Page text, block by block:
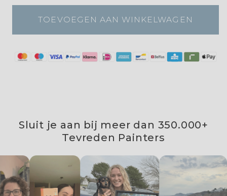
TOEVOEGEN AAN WINKELWAGEN
Sluit je aan bij meer dan 350.000+
Tevreden Painters